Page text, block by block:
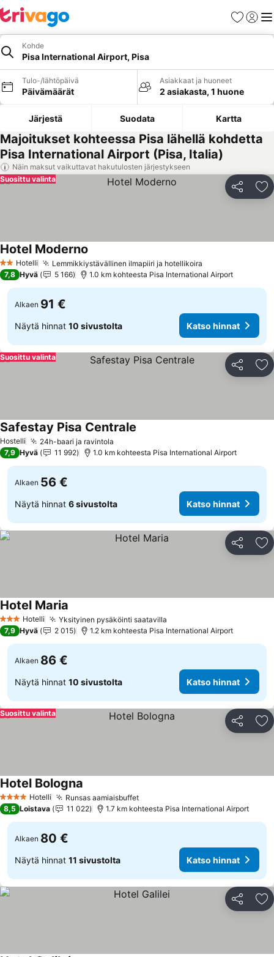
Suosikit
Kohde
Pisa International Airport, Pisa
Tulo-/lähtöpäivä
Päivämäärät
Asiakkaat ja huoneet
2 asiakasta, 1 huone
Järjestä Suodata Kartta
Majoitukset kohteessa Pisa lähellä kohdetta
Pisa International Airport (Pisa, Italia)
Näin maksut vaikuttavat hakutulosten järjestykseen
Jaa
Suosittu valinta
2 Tähtiluokitus
Hotelli Lemmikkiystävällinen ilmapiiri ja hotellikoira
Hotel Moderno
7,8 Hyvä 5 166 1.0 km kohteesta Pisa International Airport
Alkaen 91 €
Näytä hinnat 10 sivustolta Katso hinnat
Jaa
Suosittu valinta
Hostelli 24h-baari ja ravintola
Safestay Pisa Centrale
7,9 Hyvä 11 992 1.0 km kohteesta Pisa International Airport
Alkaen 56 €
Näytä hinnat 6 sivustolta Katso hinnat
Jaa
3 Tähtiluokitus
Hotelli Yksityinen pysäköinti saatavilla
Hotel Maria
7,9 Hyvä 2 015 1.2 km kohteesta Pisa International Airport
Alkaen 86 €
Näytä hinnat 10 sivustolta Katso hinnat
Jaa
Suosittu valinta
4 Tähtiluokitus
Hotelli Runsas aamiaisbuffetKatso hinnat
Hotel Bologna
8,5 Loistava 11 022 1.7 km kohteesta Pisa International Airport
Alkaen 80 €
Näytä hinnat 11 sivustolta Katso hinnat
Jaa